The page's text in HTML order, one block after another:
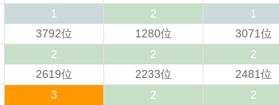
1
3792位
2
1280位
1
3071位
2
2619位
2
2233位
2
2481位
3
2
2